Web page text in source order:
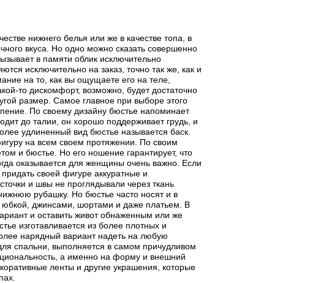
нижнего белья или же в качестве топа, в
вкуса. Но одно можно сказать совершенно
в памяти облик исключительно
исключительно на заказ, точно так же, как и
на то, как вы ощущаете его на теле,
то дискомфорт, возможно, будет достаточно
размер. Самое главное при выборе этого
По своему дизайну бюстье напоминает
до талии, он хорошо поддерживает грудь, и
удлиненный вид бюстье называется баск.
на всем своем протяжении. По своим
и бюстье. Но его ношение гарантирует, что
оказывается для женщины очень важно. Если
своей фигуре аккуратные и
и швы не проглядывали через ткань
рубашку. Но бюстье часто носят и в
юбкой, джинсами, шортами и даже платьем. В
и оставить живот обнаженным или же
изготавливается из более плотных и
нарядный вариант надеть на любую
спальни, выполняется в самом причудливом
а именно на форму и внешний
ленты и другие украшения, которые